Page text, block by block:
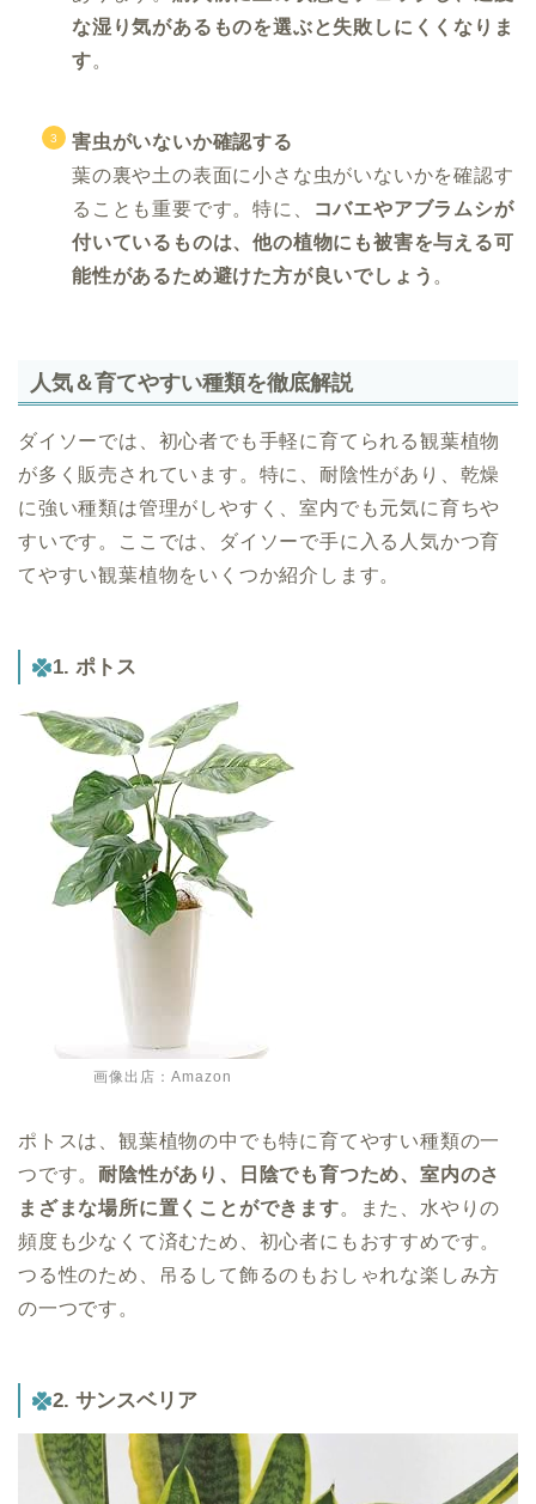
な湿り気があるものを選ぶと失敗しにくくなりま
す。
害虫がいないか確認する
葉の裏や土の表面に小さな虫がいないかを確認す
ることも重要です。特に、
コバエやアブラムシが
付いているものは、他の植物にも被害を与える可
能性があるため避けた方が良いでしょう 。
人気＆育てやすい種類を徹底解説
ダイソーでは、初心者でも手軽に育てられる観葉植物
が多く販売されています。特に、耐陰性があり、乾燥
に強い種類は管理がしやすく、室内でも元気に育ちや
すいです。ここでは、ダイソーで手に入る人気かつ育
てやすい観葉植物をいくつか紹介します。
1. ポトス
画像出店：Amazon
ポトスは、観葉植物の中でも特に育てやすい種類の一
つです。耐陰性があり、日陰でも育つため、室内のさ
まざまな場所に置くことができます。また、水やりの
頻度も少なくて済むため、初心者にもおすすめです。
つる性のため、吊るして飾るのもおしゃれな楽しみ方
の一つです。
2. サンスベリア